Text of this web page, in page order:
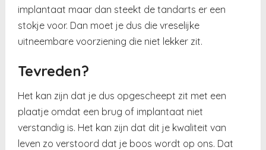
implantaat maar dan steekt de tandarts er een
stokje voor. Dan moet je dus die vreselijke
uitneembare voorziening die niet lekker zit.
Tevreden?
Het kan zijn dat je dus opgescheept zit met een
plaatje omdat een brug of implantaat niet
verstandig is. Het kan zijn dat dit je kwaliteit van
leven zo verstoord dat je boos wordt op ons. Dat